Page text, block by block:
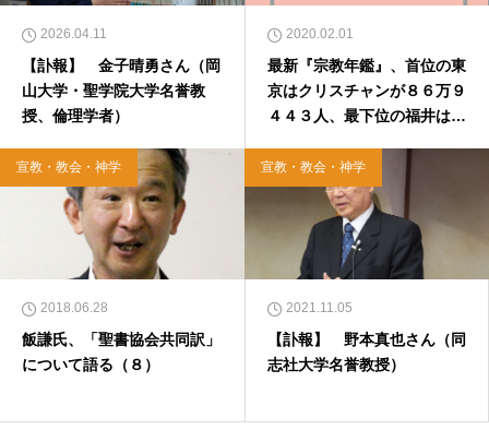
2026.04.11
【訃報】 金子晴勇さん（岡
山大学・聖学院大学名誉教
授、倫理学者）
2020.02.01
最新『宗教年鑑』、首位の東
京はクリスチャンが８６万９
４４３人、最下位の福井は２
宣教・教会・神学
2018.06.28
飯謙氏、「聖書協会共同訳」
について語る（８）
宣教・教会・神学
2021.11.05
【訃報】 野本真也さん（同
志社大学名誉教授）